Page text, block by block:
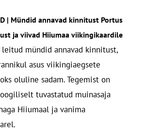
| Mündid annavad kinnitust Portus
ja viivad Hiiumaa viikingikaardile
mündid annavad kinnitust,
asus viikingiaegsete
oluline sadam. Tegemist on
tuvastatud muinasaja
Hiiumaal ja vanima